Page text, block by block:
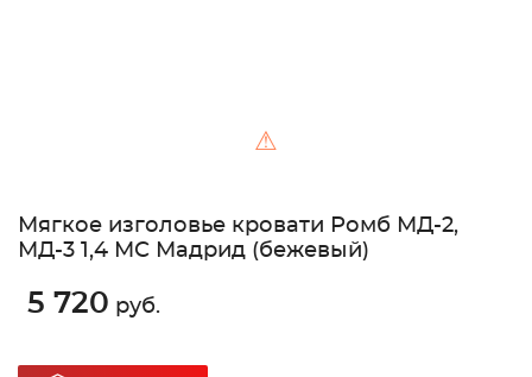
⚠
Мягкое изголовье кровати Ромб МД-2,
МД-3 1,4 МС Мадрид (бежевый)
5 720 руб.